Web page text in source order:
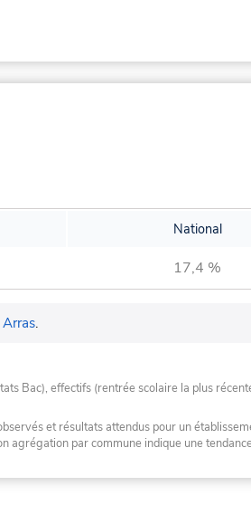
National
17,4 %
Arras.
Bac), effectifs (rentrée scolaire la plus
et résultats attendus pour un
agrégation par commune indique une